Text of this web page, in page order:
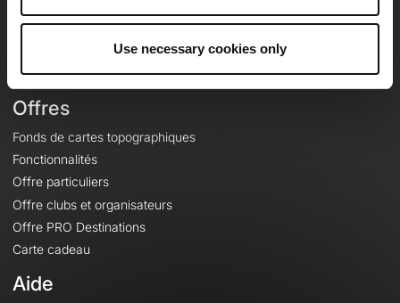
Use necessary cookies only
À propos
Le Mag'
Offres
Fonds de cartes topographiques
Fonctionnalités
Offre particuliers
Offre clubs et organisateurs
Offre PRO Destinations
Carte cadeau
Aide